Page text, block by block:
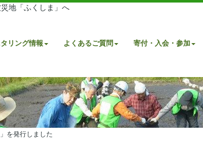
地「ふくしま」へ
リング情報 よくあるご質問 寄付・入会・参加
を発行しました